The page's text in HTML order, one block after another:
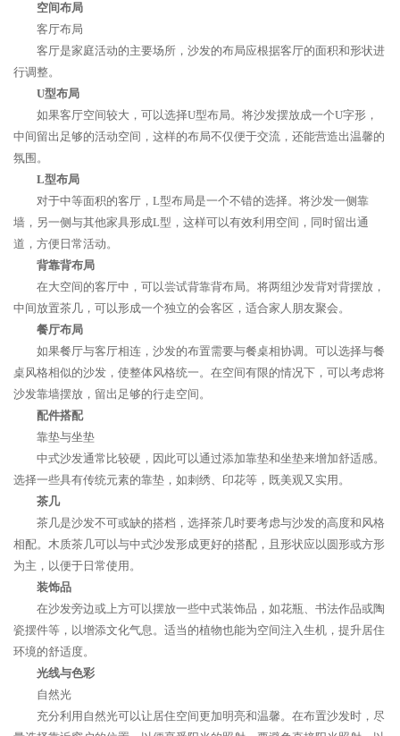
空间布局
客厅布局
客厅是家庭活动的主要场所，沙发的布局应根据客厅的面积和形状进
行调整。
U型布局
如果客厅空间较大，可以选择U型布局。将沙发摆放成一个U字形，
中间留出足够的活动空间，这样的布局不仅便于交流，还能营造出温馨的
氛围。
L型布局
对于中等面积的客厅，L型布局是一个不错的选择。将沙发一侧靠
墙，另一侧与其他家具形成L型，这样可以有效利用空间，同时留出通
道，方便日常活动。
背靠背布局
在大空间的客厅中，可以尝试背靠背布局。将两组沙发背对背摆放，
中间放置茶几，可以形成一个独立的会客区，适合家人朋友聚会。
餐厅布局
如果餐厅与客厅相连，沙发的布置需要与餐桌相协调。可以选择与餐
桌风格相似的沙发，使整体风格统一。在空间有限的情况下，可以考虑将
沙发靠墙摆放，留出足够的行走空间。
配件搭配
靠垫与坐垫
中式沙发通常比较硬，因此可以通过添加靠垫和坐垫来增加舒适感。
选择一些具有传统元素的靠垫，如刺绣、印花等，既美观又实用。
茶几
茶几是沙发不可或缺的搭档，选择茶几时要考虑与沙发的高度和风格
相配。木质茶几可以与中式沙发形成更好的搭配，且形状应以圆形或方形
为主，以便于日常使用。
装饰品
在沙发旁边或上方可以摆放一些中式装饰品，如花瓶、书法作品或陶
瓷摆件等，以增添文化气息。适当的植物也能为空间注入生机，提升居住
环境的舒适度。
光线与色彩
自然光
充分利用自然光可以让居住空间更加明亮和温馨。在布置沙发时，尽